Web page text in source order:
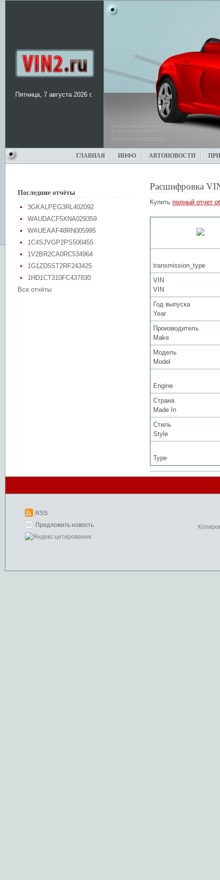
Пятница, 7 августа 2026 г.
ГЛАВНАЯ ИНФО АВТОНОВОСТИ
Последние отчёты
3GKALPEG3RL402092
WAUDACF5XNA029359
WAUEAAF48RN005995
1C4SJVGP2PS500455
1V2BR2CA0RC534964
1G1ZD5ST2RF243425
1HD1CT310FC437830
Все отчёты
Расшифровка
Купить полный отчет
transmission_type
VIN
VIN
Год выпуска
Year
Производитель
Make
Модель
Model
Engine
Страна
Made In
Стиль
Style
Type
RSS
Предложить новость